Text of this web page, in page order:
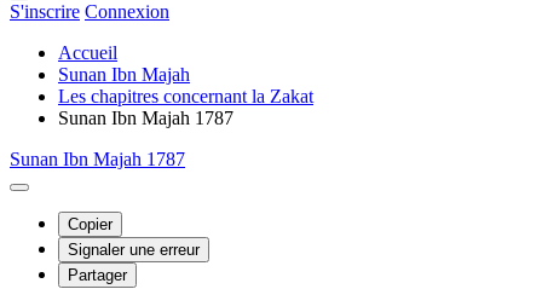
S'inscrire Connexion
Accueil
Sunan Ibn Majah
Les chapitres concernant la Zakat
Sunan Ibn Majah 1787
Sunan Ibn Majah 1787
Copier
Signaler une erreur
Partager